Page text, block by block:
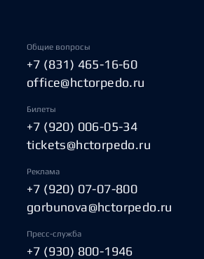
Общие вопросы
+7 (831) 465-16-60
office@hctorpedo.ru
Билеты
+7 (920) 006-05-34
tickets@hctorpedo.ru
Реклама
+7 (920) 07-07-800
gorbunova@hctorpedo.ru
Пресс-служба
+7 (930) 800-1946